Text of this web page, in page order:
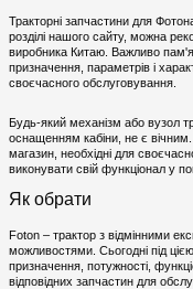
Тракторні запчастини для
розділі нашого сайту, можна
виробника Китаю. Важливо
призначення, параметрів і
своєчасного обслуговування.
Будь-який механізм або вузол
оснащенням кабіни, не є
магазин, необхідні для
виконувати свій функціонал у
Як обрати
Foton – трактор з відмінними
можливостями. Сьогодні під
призначення, потужності,
відповідних запчастин для